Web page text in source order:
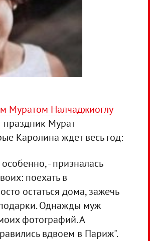
Муратом Налчаджиоглу
праздник Мурат
Каролина ждет весь год:
- призналась
поехать в
остаться дома, зажечь
Однажды муж
фотографий. А
вдвоем в Париж".